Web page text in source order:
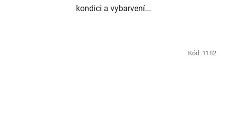
kondici a vybarvení...
Kód: 1182